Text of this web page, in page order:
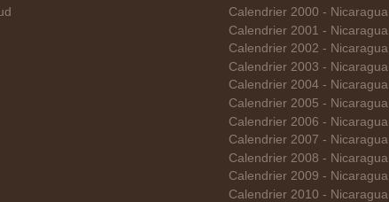
Calendrier 2000 - Nicaragua
Calendrier 2001 - Nicaragua
Calendrier 2002 - Nicaragua
Calendrier 2003 - Nicaragua
Calendrier 2004 - Nicaragua
Calendrier 2005 - Nicaragua
Calendrier 2006 - Nicaragua
Calendrier 2007 - Nicaragua
Calendrier 2008 - Nicaragua
Calendrier 2009 - Nicaragua
Calendrier 2010 - Nicaragua